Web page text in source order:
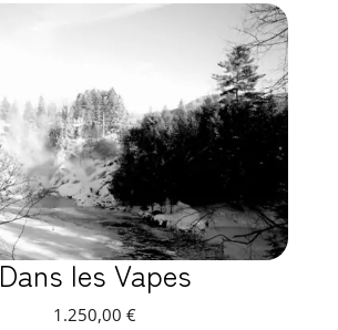
Dans les Vapes
1.250,00€